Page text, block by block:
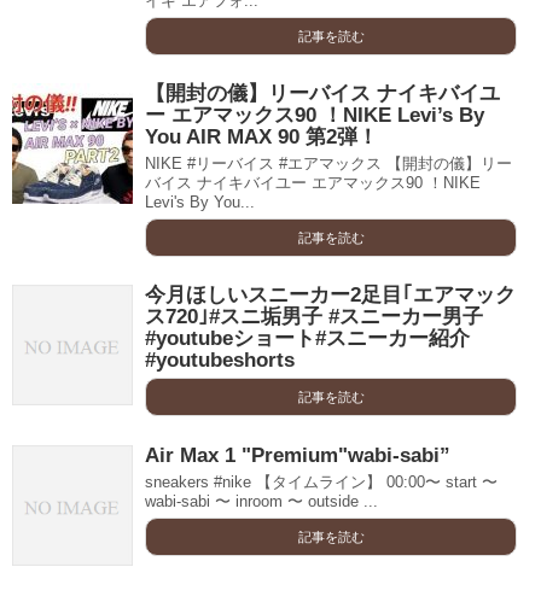
記事を読む
【開封の儀】リーバイス ナイキバイユ
ー エアマックス90 ！NIKE Levi’s By
You AIR MAX 90 第2弾！
NIKE #リーバイス #エアマックス 【開封の儀】リー
バイス ナイキバイユー エアマックス90 ！NIKE
Levi's By You...
記事を読む
今月ほしいスニーカー2足目｢エアマック
ス720｣#スニ垢男子 #スニーカー男子
#youtubeショート#スニーカー紹介
#youtubeshorts
記事を読む
Air Max 1 "Premium"wabi-sabi”
sneakers #nike 【タイムライン】 00:00〜 start 〜
wabi-sabi 〜 inroom 〜 outside ...
記事を読む